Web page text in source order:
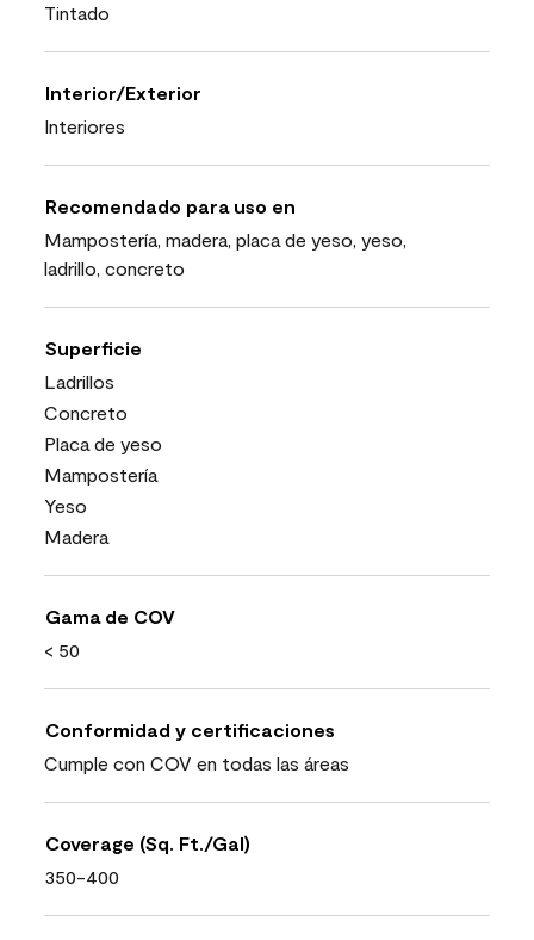
Tintado
Interior/Exterior
Interiores
Recomendado para uso en
Mampostería, madera, placa de yeso, yeso,
ladrillo, concreto
Superficie
Ladrillos
Concreto
Placa de yeso
Mampostería
Yeso
Madera
Gama de COV
< 50
Conformidad y certificaciones
Cumple con COV en todas las áreas
Coverage (Sq. Ft./Gal)
350-400